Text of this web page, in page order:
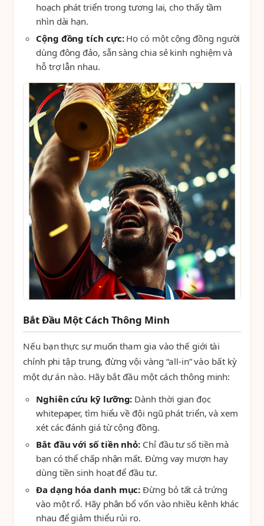
hoạch phát triển trong tương lai, cho thấy tầm
nhìn dài hạn.
Cộng đồng tích cực:Họ có một cộng đồng người
dùng đông đảo, sẵn sàng chia sẻ kinh nghiệm và
hỗ trợ lẫn nhau.
Bắt Đầu Một Cách Thông Minh
Nếu bạn thực sự muốn tham gia vào thế giới tài
chính phi tập trung, đừng vội vàng “all-in” vào bất kỳ
một dự án nào. Hãy bắt đầu một cách thông minh:
Nghiên cứu kỹ lưỡng: Dành thời gian đọc
whitepaper, tìm hiểu về đội ngũ phát triển, và xem
xét các đánh giá từ cộng đồng.
Bắt đầu với số tiền nhỏ: Chỉ đầu tư số tiền mà
bạn có thể chấp nhận mất. Đừng vay mượn hay
dùng tiền sinh hoạt để đầu tư.
Đa dạng hóa danh mục: Đừng bỏ tất cả trứng
vào một rổ. Hãy phân bổ vốn vào nhiều kênh khác
nhau để giảm thiểu rủi ro.